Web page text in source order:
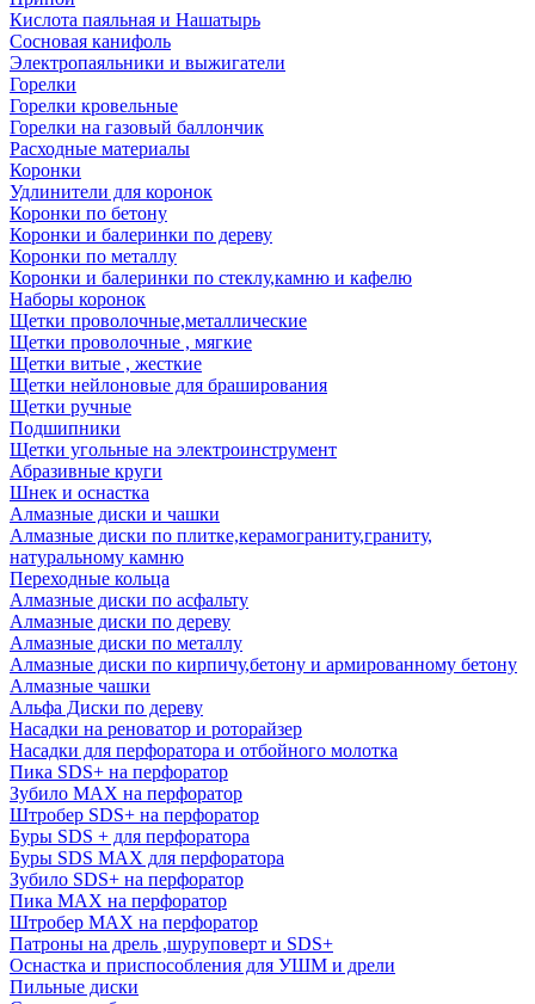
Кислота паяльная и Нашатырь
Сосновая канифоль
Электропаяльники и выжигатели
Горелки
Горелки кровельные
Горелки на газовый баллончик
Расходные материалы
Коронки
Удлинители для коронок
Коронки по бетону
Коронки и балеринки по дереву
Коронки по металлу
Коронки и балеринки по стеклу,камню и кафелю
Наборы коронок
Щетки проволочные,металлические
Щетки проволочные , мягкие
Щетки витые , жесткие
Щетки нейлоновые для браширования
Щетки ручные
Подшипники
Щетки угольные на электроинструмент
Абразивные круги
Шнек и оснастка
Алмазные диски и чашки
Алмазные диски по плитке,керамограниту,граниту,
натуральному камню
Переходные кольца
Алмазные диски по асфальту
Алмазные диски по дереву
Алмазные диски по металлу
Алмазные диски по кирпичу,бетону и армированному бетону
Алмазные чашки
Альфа Диски по дереву
Насадки на реноватор и роторайзер
Насадки для перфоратора и отбойного молотка
Пика SDS+ на перфоратор
Зубило MAX на перфоратор
Штробер SDS+ на перфоратор
Буры SDS + для перфоратора
Буры SDS MAX для перфоратора
Зубило SDS+ на перфоратор
Пика MAX на перфоратор
Штробер MAX на перфоратор
Патроны на дрель ,шуруповерт и SDS+
Оснастка и приспособления для УШМ и дрели
Пильные диски